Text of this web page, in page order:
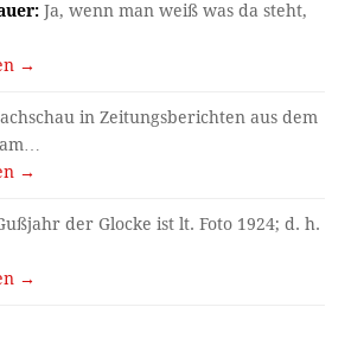
Ja, wenn man weiß was da steht,
→
in Zeitungsberichten aus dem
→
der Glocke ist lt. Foto 1924; d. h.
→